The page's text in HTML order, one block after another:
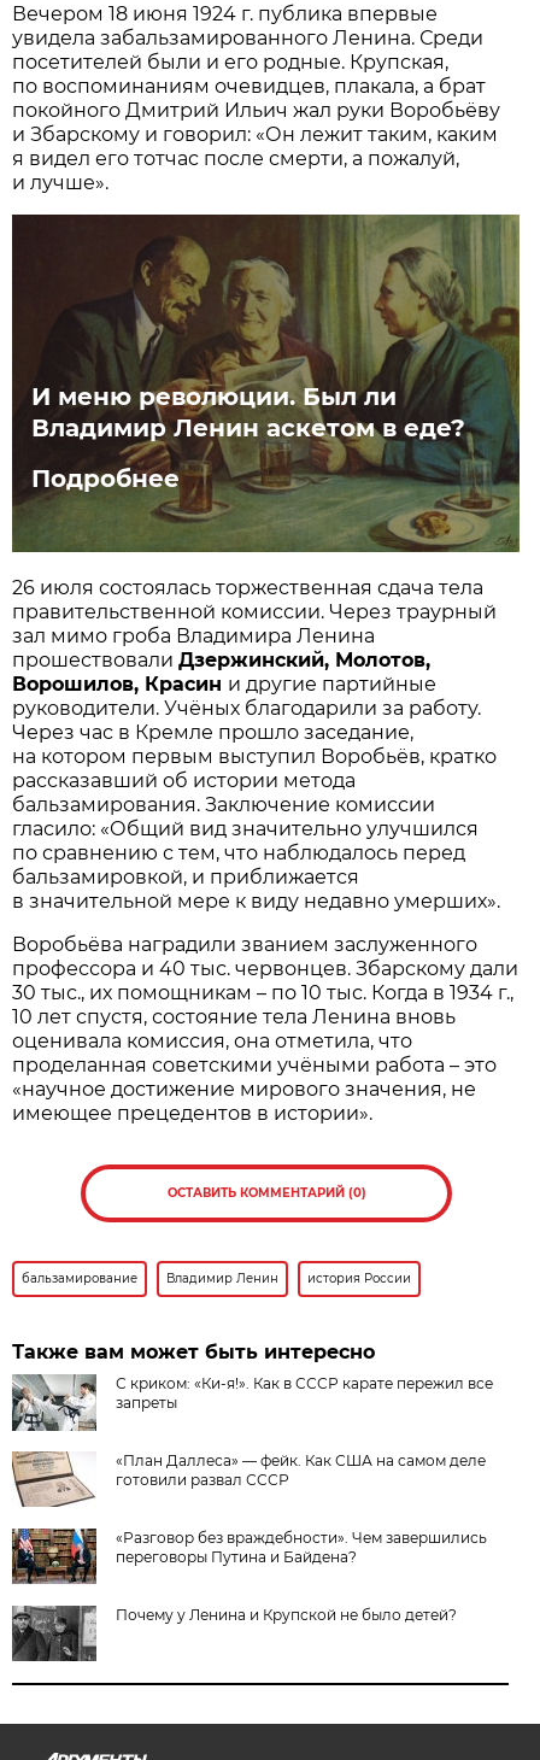
Вечером 18 июня 1924 г. публика впервые
увидела забальзамированного Ленина. Среди
посетителей были и его родные. Крупская,
по воспоминаниям очевидцев, плакала, а брат
покойного Дмитрий Ильич жал руки Воробьёву
и Збарскому и говорил: «Он лежит таким, каким
я видел его тотчас после смерти, а пожалуй,
и лучше».
И меню революции. Был ли
Владимир Ленин аскетом в еде?
Подробнее
26 июля состоялась торжественная сдача тела
правительственной комиссии. Через траурный
зал мимо гроба Владимира Ленина
прошествовалиДзержинский, Молотов,
Ворошилов, Красин и другие партийные
руководители. Учёных благодарили за работу.
Через час в Кремле прошло заседание,
на котором первым выступил Воробьёв, кратко
рассказавший об истории метода
бальзамирования. Заключение комиссии
гласило: «Общий вид значительно улучшился
по сравнению с тем, что наблюдалось перед
бальзамировкой, и приближается
в значительной мере к виду недавно умерших».
Воробьёва наградили званием заслуженного
профессора и 40 тыс. червонцев. Збарскому дали
30 тыс., их помощникам – по 10 тыс. Когда в 1934 г.,
10 лет спустя, состояние тела Ленина вновь
оценивала комиссия, она отметила, что
проделанная советскими учёными работа – это
«научное достижение мирового значения, не
имеющее прецедентов в истории».
ОСТАВИТЬ КОММЕНТАРИЙ (0)
бальзамирование Владимир Ленин история России
Также вам может быть интересно
С криком: «Ки-я!». Как в СССР карате пережил все
запреты
«План Даллеса» — фейк. Как США на самом деле
готовили развал СССР
«Разговор без враждебности». Чем завершились
переговоры Путина и Байдена?
Почему у Ленина и Крупской не было детей?